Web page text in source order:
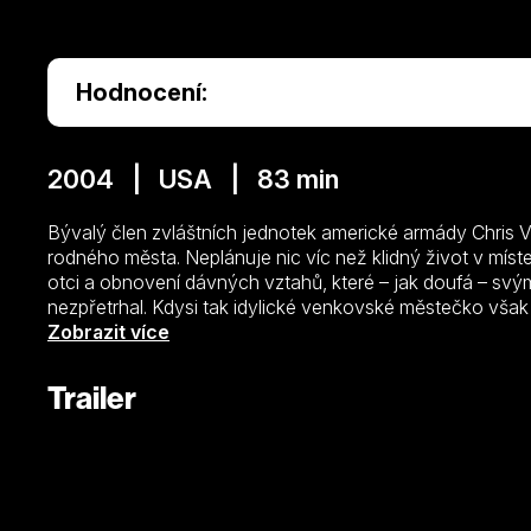
Hodnocení:
2004 | USA | 83 min
Bývalý člen zvláštních jednotek americké armády Chris
rodného města. Neplánuje nic víc než klidný život v
otci a obnovení dávných vztahů, které – jak doufá –
nezpřetrhal. Kdysi tak idylické venkovské městečko
vládne násilí a drogy. Chris brzy zjišťuje, že ohniskem
která v casinu pracuje jako tanečnice. S roztrpčeným a
městečka vrací zákon. Na to, aby dal Chris věci znovu
Zobrazit více
Trailer